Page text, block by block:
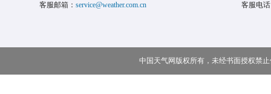
客服邮箱： service@weather.com.cn 客服电
中国天气网版权所有，未经书面授权